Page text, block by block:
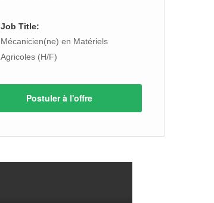
Job Title:
Mécanicien(ne) en Matériels
Agricoles (H/F)
Postuler à l'offre